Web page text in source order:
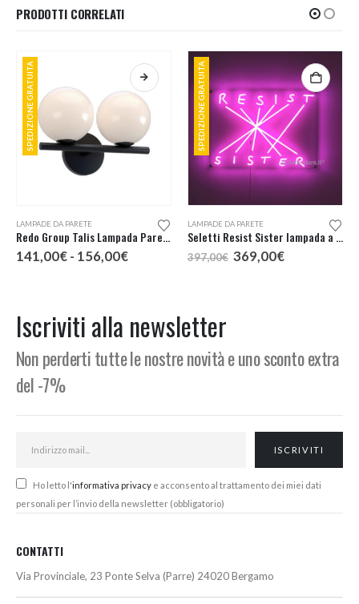
PRODOTTI CORRELATI
SPEDIZIONE GRATUITA
LAMPADE DA PARETE
Redo Group Talis Lampada Parete 2 Luci
141,00€ - 156,00€Fascia
a
156,00€
SPEDIZIONE GRATUITA
LAMPADE DA PARETE
Seletti Resist Sister lampada a LED
397,00€ Il
prezzo
369,00€Il
Iscriviti alla newsletter
Non perderti tutte le nostre novità e uno sconto extra
del -7%
Ho letto l'informativa privacy e acconsento al trattamento dei miei dati
personali per l’invio della newsletter (obbligatorio)
CONTATTI
Via Provinciale, 23 Ponte Selva (Parre) 24020 Bergamo